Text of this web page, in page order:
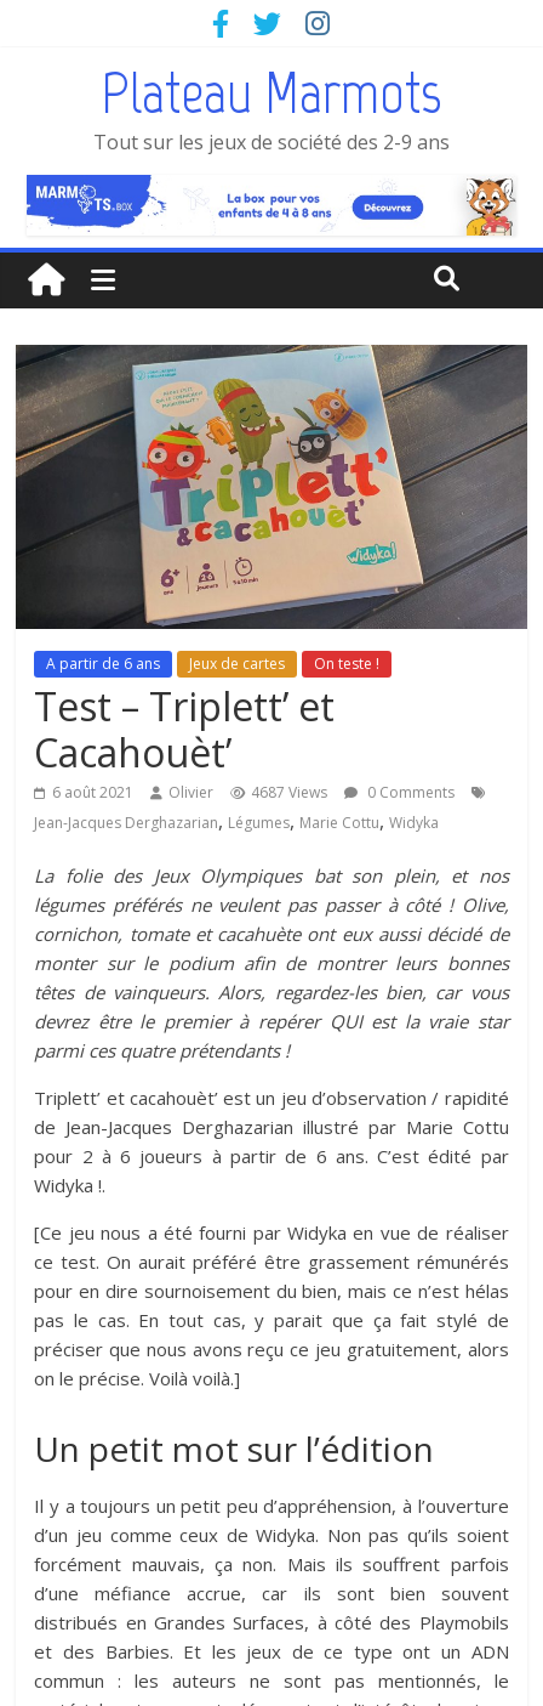
Plateau Marmots
Tout sur les jeux de société des 2-9 ans
A partir de 6 ans Jeux de cartes On teste !
Test – Triplett’ et
Cacahouèt’
6 août 2021 Olivier 4687 Views
0 Comments
Jean-Jacques Derghazarian, Légumes, Marie Cottu,Widyka
La folie des Jeux Olympiques bat son plein, et nos
légumes préférés ne veulent pas passer à côté ! Olive,
cornichon, tomate et cacahuète ont eux aussi décidé de
monter sur le podium afin de montrer leurs bonnes
têtes de vainqueurs. Alors, regardez-les bien, car vous
devrez être le premier à repérer QUI est la vraie star
parmi ces quatre prétendants !
Triplett’ et cacahouèt’ est un jeu d’observation / rapidité
de Jean-Jacques Derghazarian illustré par Marie Cottu
pour 2 à 6 joueurs à partir de 6 ans. C’est édité par
Widyka !.
[Ce jeu nous a été fourni par Widyka en vue de réaliser
ce test. On aurait préféré être grassement rémunérés
pour en dire sournoisement du bien, mais ce n’est hélas
pas le cas. En tout cas, y parait que ça fait stylé de
préciser que nous avons reçu ce jeu gratuitement, alors
on le précise. Voilà voilà.]
Un petit mot sur l’édition
Il y a toujours un petit peu d’appréhension, à l’ouverture
d’un jeu comme ceux de Widyka. Non pas qu’ils soient
forcément mauvais, ça non. Mais ils souffrent parfois
d’une méfiance accrue, car ils sont bien souvent
distribués en Grandes Surfaces, à côté des Playmobils
et des Barbies. Et les jeux de ce type ont un ADN
commun : les auteurs ne sont pas mentionnés, le